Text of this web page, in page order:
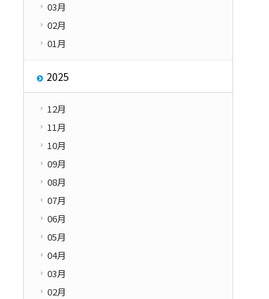
Other
03月
02月
01月
2025
12月
11月
10月
09月
08月
07月
06月
05月
04月
03月
02月